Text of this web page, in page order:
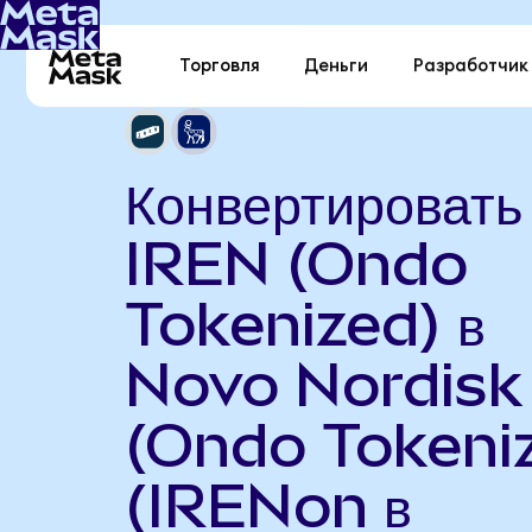
Торговля Деньги Разработчик
Конвертировать
IREN (Ondo
Tokenized) в
Novo Nordisk
(Ondo
(IRENon в